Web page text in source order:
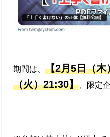
期間は、【2月5日（
（火）21:30】、限定